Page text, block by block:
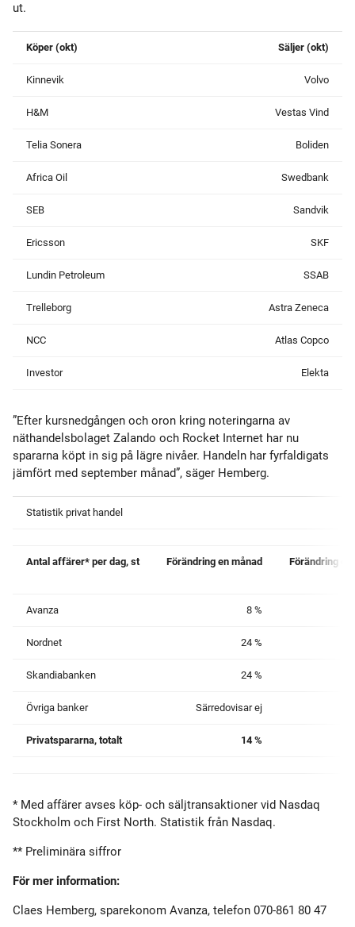
ut.
Köper (okt) Säljer (okt)
Kinnevik Volvo
H&M Vestas Vind
Telia Sonera Boliden
Africa Oil Swedbank
SEB Sandvik
Ericsson SKF
Lundin Petroleum SSAB
Trelleborg Astra Zeneca
NCC Atlas Copco
Investor Elekta
”Efter kursnedgången och oron kring noteringarna av
näthandelsbolaget Zalando och Rocket Internet har nu
spararna köpt in sig på lägre nivåer. Handeln har fyrfaldigats
jämfört med september månad”, säger Hemberg.
Statistik privat handel
Antal affärer* per dag, st Förändring en månad Förändring ett
Avanza 8 %
Nordnet 24 %
Skandiabanken 24 %
Övriga banker Särredovisar ej
Privatspararna, totalt 14 %
* Med affärer avses köp- och säljtransaktioner vid Nasdaq
Stockholm och First North. Statistik från Nasdaq.
** Preliminära siffror
För mer information:
Claes Hemberg, sparekonom Avanza, telefon 070-861 80 47